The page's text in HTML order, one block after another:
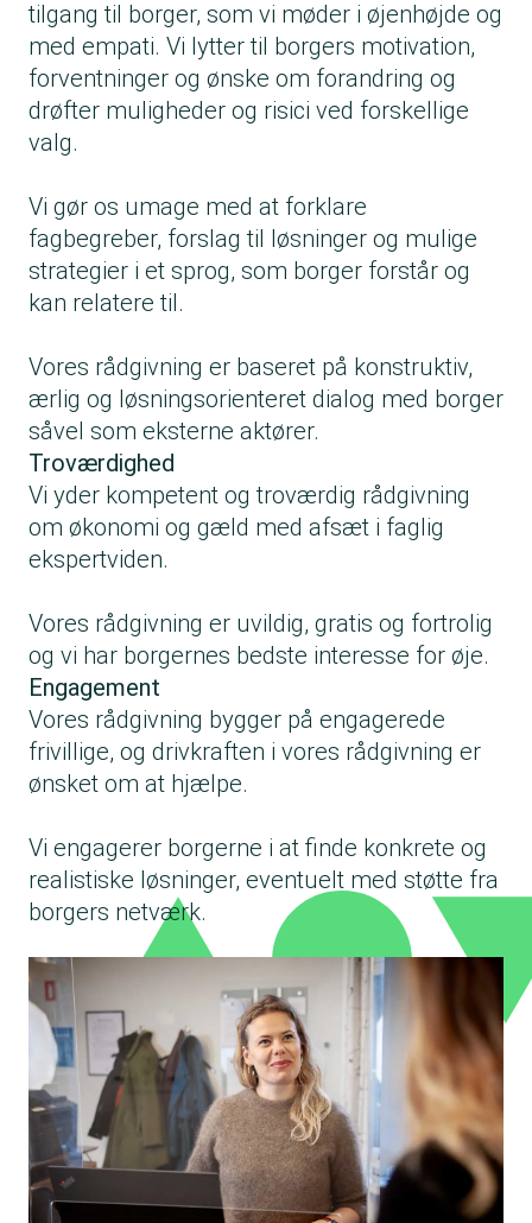
tilgang til borger, som vi møder i øjenhøjde og
med empati. Vi lytter til borgers motivation,
forventninger og ønske om forandring og
drøfter muligheder og risici ved forskellige
valg.
Vi gør os umage med at forklare
fagbegreber, forslag til løsninger og mulige
strategier i et sprog, som borger forstår og
kan relatere til.
Vores rådgivning er baseret på konstruktiv,
ærlig og løsningsorienteret dialog med borger
såvel som eksterne aktører.
Troværdighed
Vi yder kompetent og troværdig rådgivning
om økonomi og gæld med afsæt i faglig
ekspertviden.
Vores rådgivning er uvildig, gratis og fortrolig
og vi har borgernes bedste interesse for øje.
Engagement
Vores rådgivning bygger på engagerede
frivillige, og drivkraften i vores rådgivning er
ønsket om at hjælpe.
Vi engagerer borgerne i at finde konkrete og
realistiske løsninger, eventuelt med støtte fra
borgers netværk.